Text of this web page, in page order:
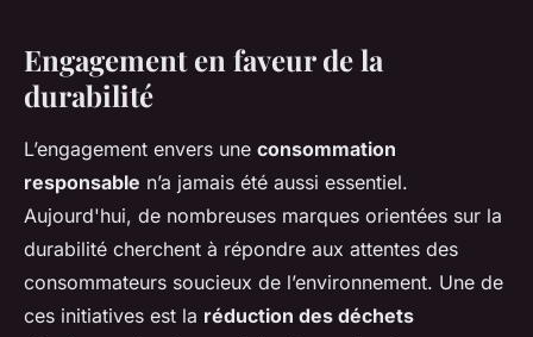
Engagement en faveur de la
durabilité
L’engagement envers une consommation
responsable n’a jamais été aussi essentiel.
Aujourd'hui, de nombreuses marques orientées sur la
durabilité cherchent à répondre aux attentes des
consommateurs soucieux de l’environnement. Une de
ces initiatives est la réduction des déchets